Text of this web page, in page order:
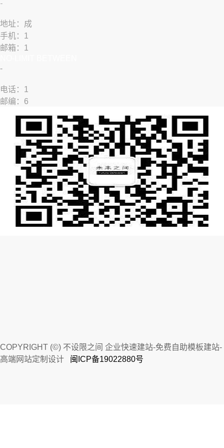
​-
地址：成
手机：1
邮箱：1
​-
​​电话：1
邮编：6
COPYRIGHT (©) 不设限之间 企业快速建站-免费自助模板建站-
高端网站定制设计
闽ICP备19022880号